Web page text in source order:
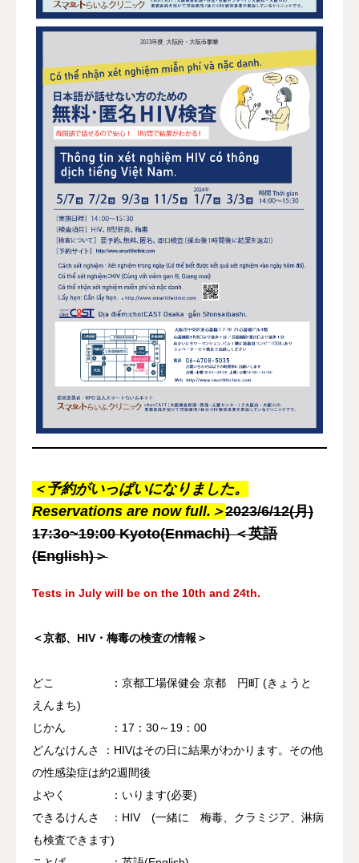
＜予約がいっぱいになりました。
Reservations are now full.＞2023/6/12(月)
17:3o~19:00 Kyoto(Enmachi) ＜英語
(English)＞
Tests in July will be on the 10th and 24th.
＜京都、HIV・梅毒の検査の情報＞
どこ ：京都工場保健会 京都 円町 (きょうと
えんまち)
じかん ：17：30～19：00
どんなけんさ ：HIVはその日に結果がわかります。その他
の性感染症は約2週間後
よやく ：いります(必要)
できるけんさ ：HIV (一緒に 梅毒、クラミジア、淋病
も検査できます)